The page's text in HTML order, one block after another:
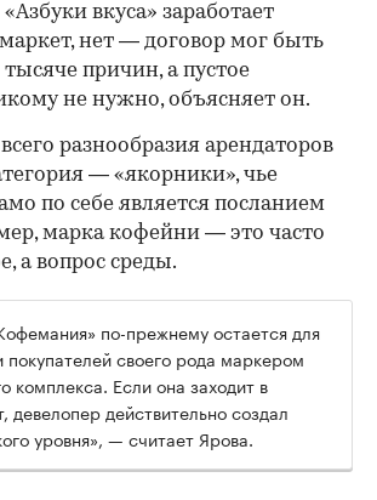
вкуса» заработает
нет — договор мог быть
тысяче причин, а пустое
не нужно, объясняет он.
разнообразия арендаторов
— «якорники», чье
по себе является посланием
марка кофейни — это часто
а вопрос среды.
по-прежнему остается для
покупателей своего рода маркером
комплекса. Если она заходит в
девелопер действительно создал
уровня», — считает Ярова.